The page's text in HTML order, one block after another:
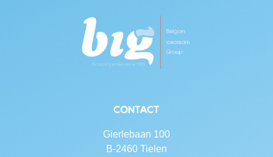
Contact
Gierlebaan 100
B-2460 Tielen